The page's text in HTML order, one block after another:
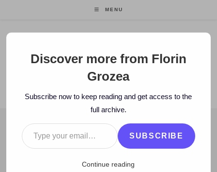
MENU
Florin Grozea
ENTREPRENEUR. FOUNDER/CEO MOCAPP.
BLOG
2006 > September > 25 > Blog > Download emisiune RadioLynx
Discover more from Florin
Grozea
Subscribe now to keep reading and get access to the
full archive.
Type your email…
SUBSCRIBE
Continue reading